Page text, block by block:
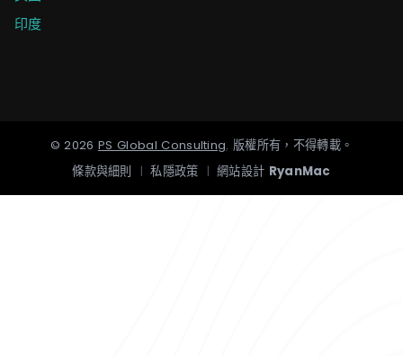
印度
©2026 PS Global Consulting.版權所有，不得轉載。
條款與細則
| 私隱政策 | 網站設計 RyanMac